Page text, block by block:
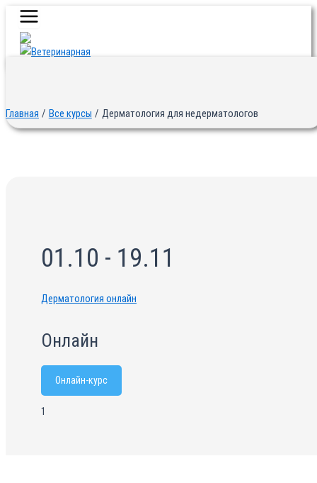
Перейти
содержимому
Main
Menu
Главная Все курсы Дерматология для недерматологов
01.10 - 19.11
Дерматология онлайн
Онлайн
Онлайн-курс
1